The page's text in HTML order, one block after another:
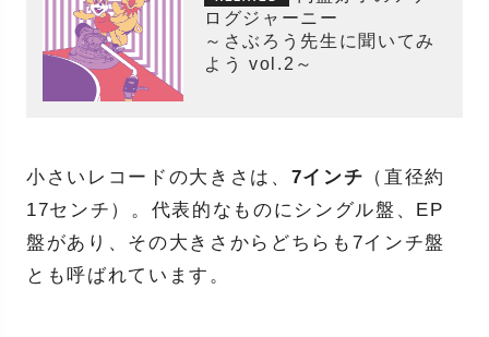
ログジャーニー
～さぶろう先生に聞いてみ
よう vol.2～
小さいレコードの大きさは、 7インチ （直径約
17センチ）。代表的なものにシングル盤、EP
盤があり、その大きさからどちらも7インチ盤
とも呼ばれています。